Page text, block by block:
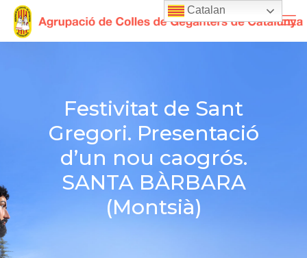
Festivitat de Sant
Gregori. Presentació
d’un nou caogrós.
SANTA BÀRBARA
(Montsià)
Catalan